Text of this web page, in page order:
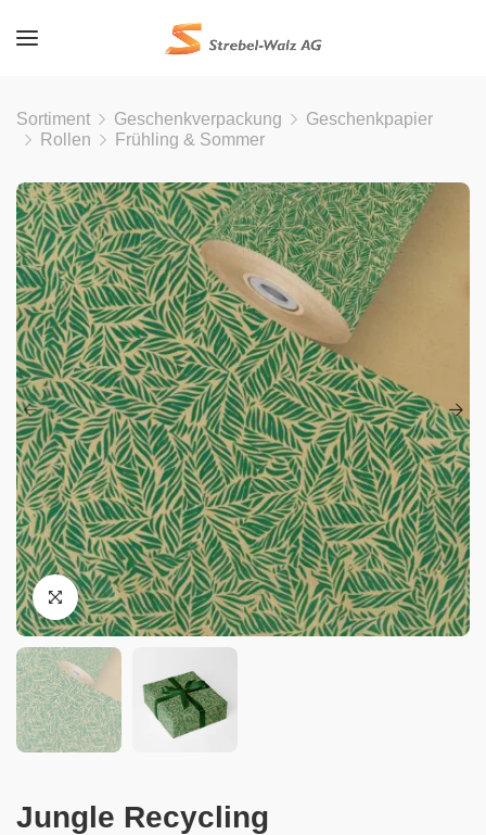
Sortiment Geschenkverpackung
Geschenkpapier
Rollen
Frühling & Sommer
Jungle Recycling